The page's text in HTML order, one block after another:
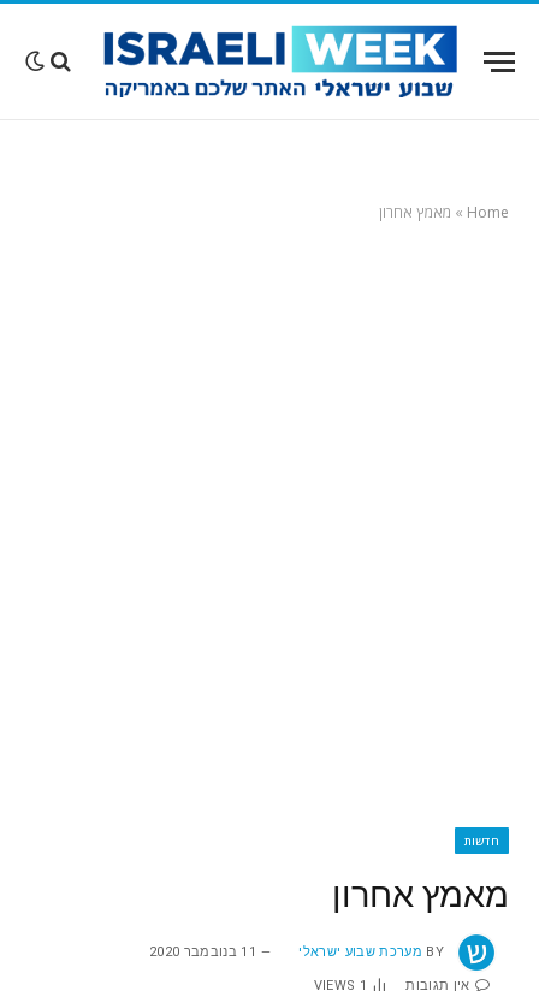
Home
» מאמץ אחרון
חדשות
מאמץ אחרון
BY מערכת שבוע ישראלי 11 בנובמבר 2020
אין תגובות 1
VIEWS